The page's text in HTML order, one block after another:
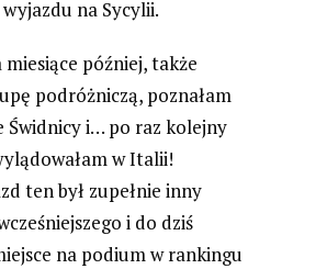
wyjazdu na Sycylii.
miesiące później, także
podróżniczą, poznałam
Świdnicy i… po raz kolejny
w Italii!
ten był zupełnie inny
i do dziś
na podium w rankingu